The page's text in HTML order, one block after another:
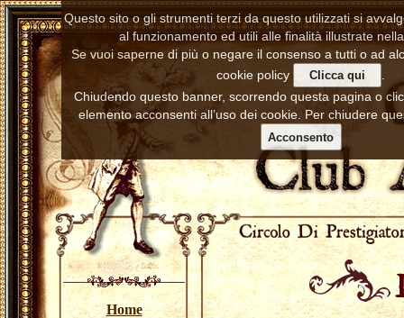
Home
Questo sito o gli strumenti terzi da questo utilizzati si
al funzionamento ed utili alle finalità illustrate
Se vuoi saperne di più o negare il consenso a tutti o ad
cookie policy
Clicca qui
Chiudendo questo banner, scorrendo questa pagina o
elemento acconsenti all’uso dei cookie. Per chiudere
Acconsento